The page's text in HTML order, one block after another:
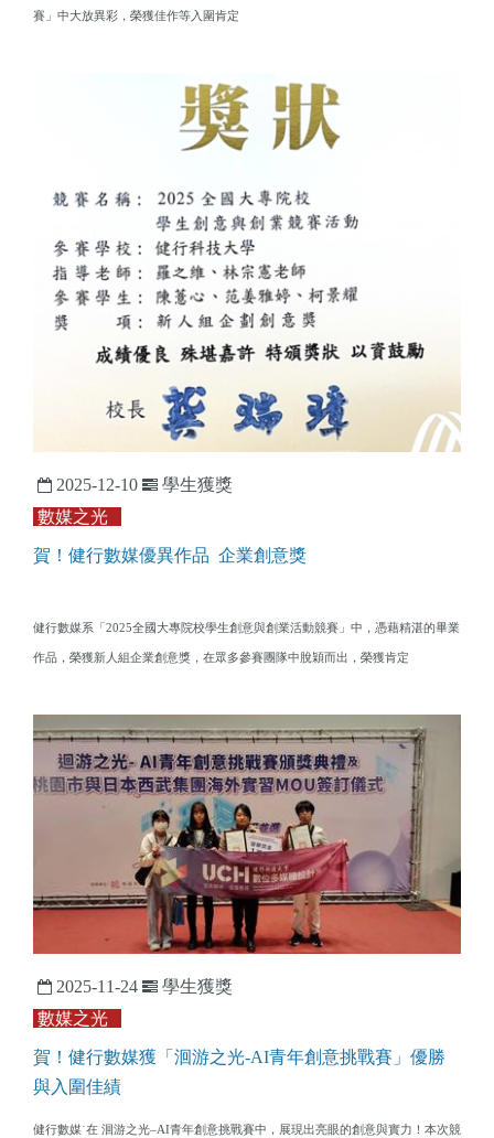
賽」中大放異彩，榮獲佳作等入圍肯定
2025-12-10
學生獲獎
數媒之光
賀！健行數媒優異作品 企業創意獎
健行數媒系「2025全國大專院校學生創意與創業活動競賽」中，憑藉精湛的畢業
作品，榮獲新人組企業創意獎，在眾多參賽團隊中脫穎而出，榮獲肯定
2025-11-24
學生獲獎
數媒之光
賀！健行數媒獲「洄游之光-AI青年創意挑戰賽」優勝
與入圍佳績
健行數媒˙在 洄游之光–AI青年創意挑戰賽中，展現出亮眼的創意與實力！本次競